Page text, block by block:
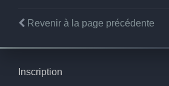
Revenir à la page précédente
Inscription